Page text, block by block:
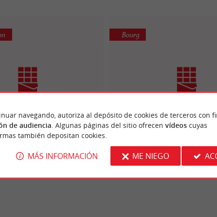
d'Ascumbas Pâtisserie Blanleil
Bourg
navegando, autoriza al depósito de cookies de terceros con
de audiencia . Algunas páginas del sitio ofrecen vídeoscuyas
también depositan cookies.
MÁS INFORMACIÓN ME NIEGO